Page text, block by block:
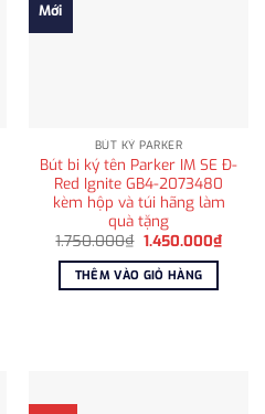
Mới
BÚT KÝ PARKER
Bút bi ký tên Parker IM SE Đ-
Red Ignite GB4-2073480
kèm hộp và túi hãng làm
quà tặng
1.750.000₫ Giá
là:
1.750.000₫.
1.450.000₫Giá
hiện
THÊM VÀO GIỎ HÀNG